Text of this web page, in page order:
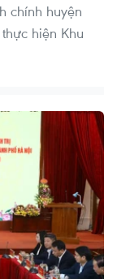
chính huyện
hiện Khu